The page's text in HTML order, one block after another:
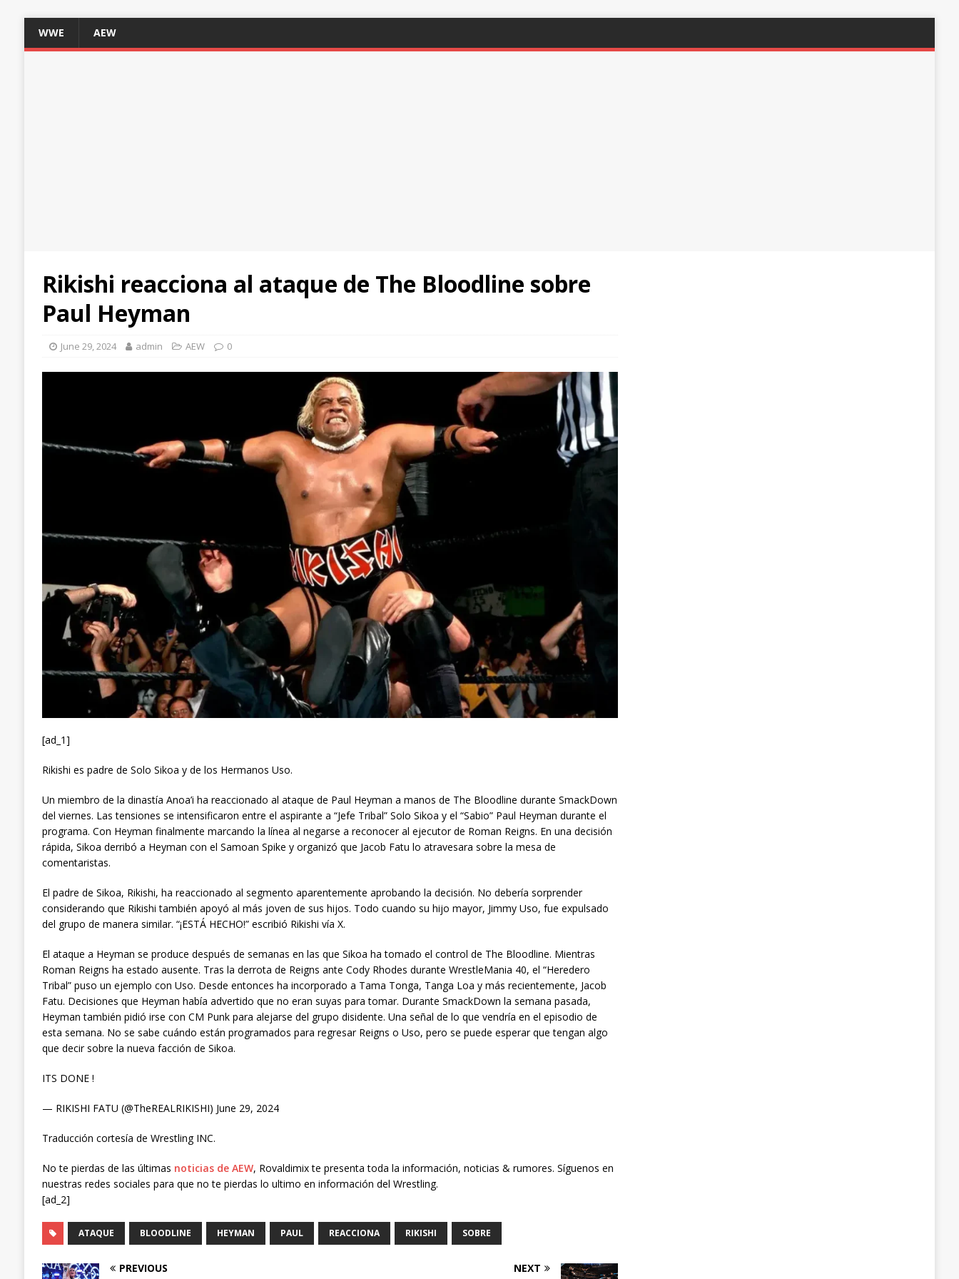
WWE AEW
Rikishi reacciona al ataque de The Bloodline sobre
Paul Heyman
June 29, 2024 admin AEW 0
[ad_1]
Rikishi es padre de Solo Sikoa y de los Hermanos Uso.
Un miembro de la dinastía Anoa’i ha reaccionado al ataque de Paul Heyman a manos de The Bloodline durante SmackDown
del viernes. Las tensiones se intensificaron entre el aspirante a “Jefe Tribal” Solo Sikoa y el “Sabio” Paul Heyman durante el
programa. Con Heyman finalmente marcando la línea al negarse a reconocer al ejecutor de Roman Reigns. En una decisión
rápida, Sikoa derribó a Heyman con el Samoan Spike y organizó que Jacob Fatu lo atravesara sobre la mesa de
comentaristas.
El padre de Sikoa, Rikishi, ha reaccionado al segmento aparentemente aprobando la decisión. No debería sorprender
considerando que Rikishi también apoyó al más joven de sus hijos. Todo cuando su hijo mayor, Jimmy Uso, fue expulsado
del grupo de manera similar. “¡ESTÁ HECHO!” escribió Rikishi vía X.
El ataque a Heyman se produce después de semanas en las que Sikoa ha tomado el control de The Bloodline. Mientras
Roman Reigns ha estado ausente. Tras la derrota de Reigns ante Cody Rhodes durante WrestleMania 40, el “Heredero
Tribal” puso un ejemplo con Uso. Desde entonces ha incorporado a Tama Tonga, Tanga Loa y más recientemente, Jacob
Fatu. Decisiones que Heyman había advertido que no eran suyas para tomar. Durante SmackDown la semana pasada,
Heyman también pidió irse con CM Punk para alejarse del grupo disidente. Una señal de lo que vendría en el episodio de
esta semana. No se sabe cuándo están programados para regresar Reigns o Uso, pero se puede esperar que tengan algo
que decir sobre la nueva facción de Sikoa.
ITS DONE !
— RIKISHI FATU (@TheREALRIKISHI) June 29, 2024
Traducción cortesía de Wrestling INC.
No te pierdas de las últimas noticias de AEW, Rovaldimix te presenta toda la información, noticias & rumores. Síguenos en
nuestras redes sociales para que no te pierdas lo ultimo en información del Wrestling.
[ad_2]
ATAQUE BLOODLINE HEYMAN PAUL REACCIONA RIKISHI SOBRE
PREVIOUS NEXT